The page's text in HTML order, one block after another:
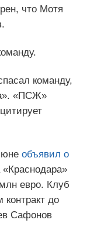
что Мотя
команду,
«ПСЖ»
объявил о
«Краснодара»
евро. Клуб
до
Сафонов